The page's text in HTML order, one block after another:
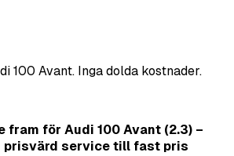
100 Avant. Inga dolda kostnader.
fram för Audi 100 Avant (2.3) –
prisvärd service till fast pris